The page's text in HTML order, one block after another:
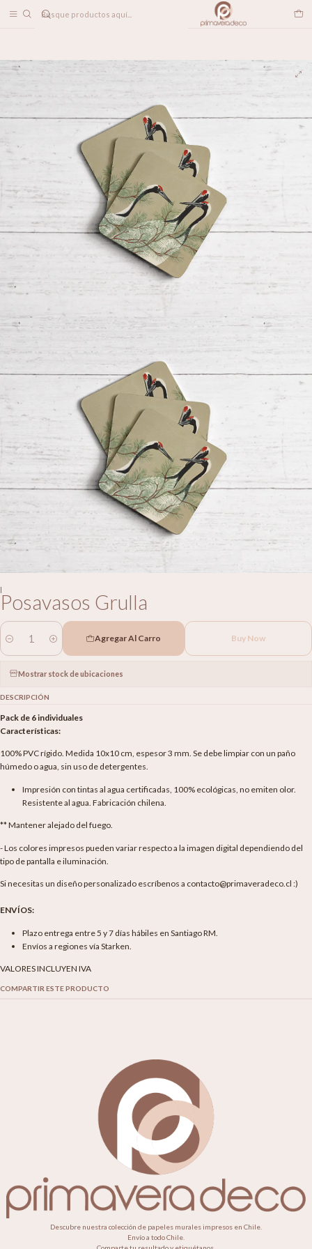
LINEA DECO Posavasos Posavasos Grulla
|
Posavasos Grulla
Cantidad
Agregar Al Carro Buy Now
Mostrar stock de ubicaciones
DESCRIPCIÓN
Pack de 6 individuales
Características:
100% PVC rígido. Medida 10x10 cm, espesor 3 mm. Se debe limpiar con un paño
húmedo o agua, sin uso de detergentes.
Impresión con tintas al agua certificadas, 100% ecológicas, no emiten olor.
Resistente al agua. Fabricación chilena.
** Mantener alejado del fuego.
- Los colores impresos pueden variar respecto a la imagen digital dependiendo del
tipo de pantalla e iluminación.
Si necesitas un diseño personalizado escríbenos a contacto@primaveradeco.cl :)
ENVÍOS:
Plazo entrega entre 5 y 7 días hábiles en Santiago RM.
Envíos a regiones vía Starken.
VALORES INCLUYEN IVA
COMPARTIR ESTE PRODUCTO
Descubre nuestra colección de papeles murales impresos en Chile.
Envío a todo Chile.